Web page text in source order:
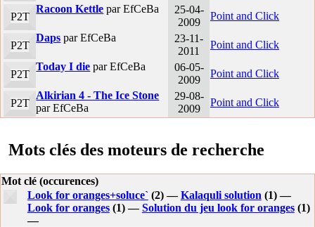
P2T
Racoon Kettle par EfCeBa
25-04-
2009
Point and Click
P2T
Daps par EfCeBa
23-11-
2011
Point and Click
P2T
Today I die par EfCeBa
06-05-
2009
Point and Click
P2T
Alkirian 4 - The Ice Stone
par EfCeBa
29-08-
2009
Point and Click
Mots clés des moteurs de recherche
Mot clé (occurences)
Look for oranges+soluce` (2) —Kalaquli solution (1) —
Look for oranges(1) —Solution du jeu look for oranges(1)
—